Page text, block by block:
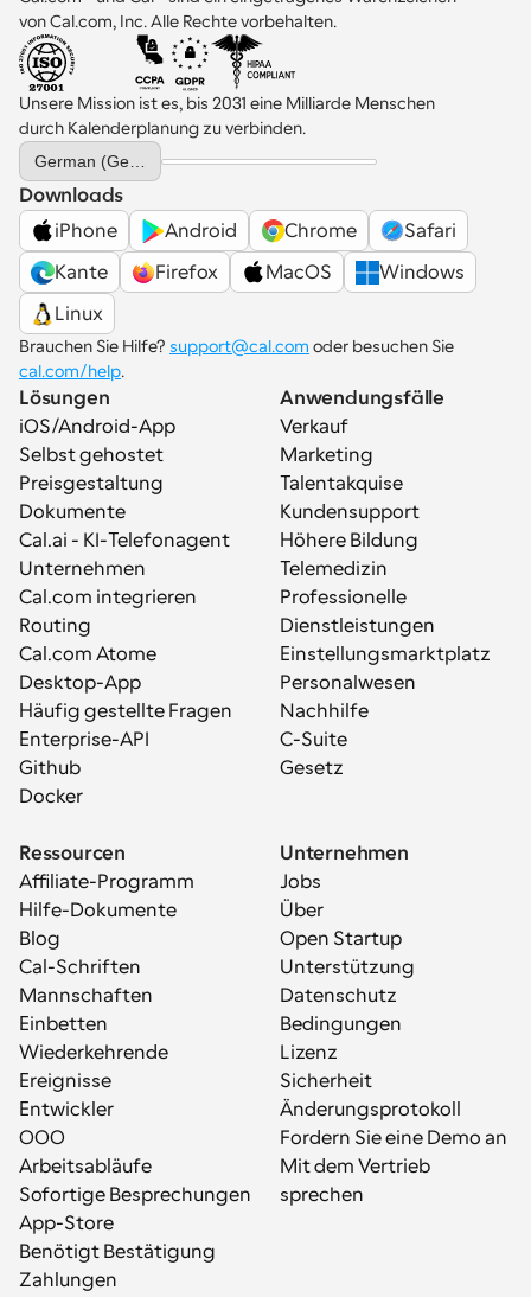
von Cal.com, Inc. Alle Rechte vorbehalten.
Unsere Mission ist es, bis 2031 eine Milliarde Menschen
durch Kalenderplanung zu verbinden.
Select Language
Downloads
iPhone
Android Chrome
Safari
Kante
Firefox MacOS
Windows
Linux
Brauchen Sie Hilfe? support@cal.com
cal.com/help.
Lösungen
iOS/Android-App
Selbst gehostet
Preisgestaltung
Dokumente
Cal.ai - KI-Telefonagent
Unternehmen
Cal.com integrieren
Routing
Cal.com Atome
Desktop-App
Häufig gestellte Fragen
Enterprise-API
Github
Docker
Anwendungsfälle
Verkauf
Marketing
Talentakquise
Kundensupport
Höhere Bildung
Telemedizin
Professionelle
Dienstleistungen
Einstellungsmarktplatz
Personalwesen
Nachhilfe
C-Suite
Gesetz
Ressourcen
Affiliate-Programm
Hilfe-Dokumente
Blog
Cal-Schriften
Mannschaften
Einbetten
Wiederkehrende
Ereignisse
Entwickler
OOO
Arbeitsabläufe
Sofortige Besprechungen
App-Store
Benötigt Bestätigung
Zahlungen
Unternehmen
Jobs
Über
Open Startup
Unterstützung
Datenschutz
Bedingungen
Lizenz
Sicherheit
Änderungsprotokoll
Fordern Sie eine Demo an
Mit dem Vertrieb
sprechen